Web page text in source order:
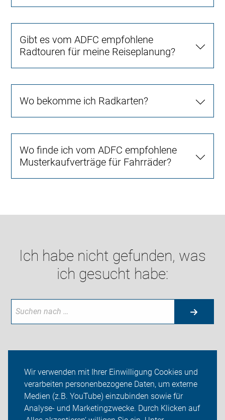
Wir verwenden mit Ihrer Einwilligung Cookies und
verarbeiten personenbezogene Daten, um externe
Medien (z.B. YouTube) einzubinden sowie für
Analyse- und Marketingzwecke. Durch Klicken auf
Gibt es vom ADFC empfohlene
Radtouren für meine Reiseplanung?
Wo bekomme ich Radkarten?
Wo finde ich vom ADFC empfohlene
Musterkaufverträge für Fahrräder?
Ich habe nicht gefunden, was
ich gesucht habe:
ADFC Marbach
Sei dabei